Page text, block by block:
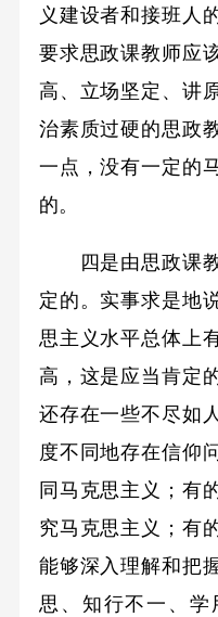
义建设者和接班人
要求思政课教师应
高、立场坚定、讲
治素质过硬的思政
一点，没有一定的
的。
四是由思政课教
定的。实事求是地
思主义水平总体上
高，这是应当肯定
还存在一些不尽如
度不同地存在信仰
同马克思主义；有
究马克思主义；有
能够深入理解和把
思、知行不一、学